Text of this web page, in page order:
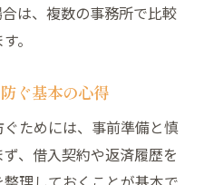
は、複数の事務所で比較
。
ぐ基本の心得
ためには、事前準備と慎
、借入契約や返済履歴を